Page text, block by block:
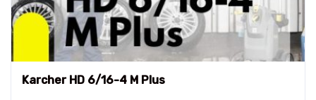
Karcher HD 6/16-4 M Plus